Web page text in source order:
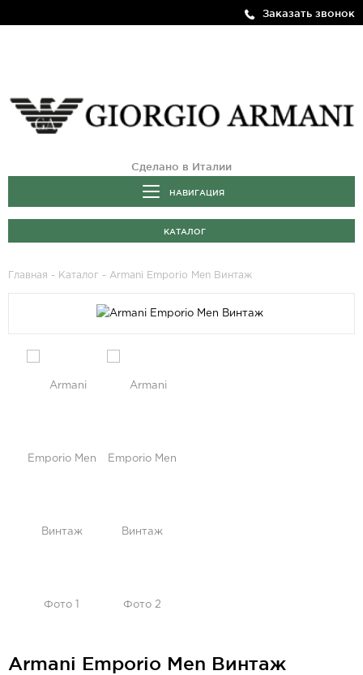
Заказать звонок
Сделано в Италии
НАВИГАЦИЯ
КАТАЛОГ
Главная - Каталог - Armani Emporio Men Винтаж
Armani Emporio Men Винтаж